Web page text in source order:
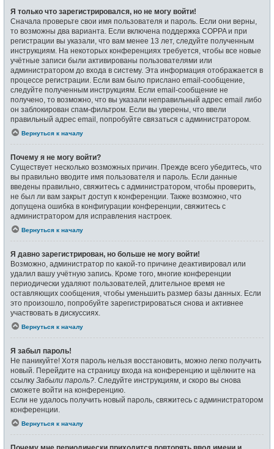
Я только что зарегистрировался, но не могу войти!
Сначала проверьте свои имя пользователя и пароль. Если они верны,
то возможны два варианта. Если включена поддержка COPPA и при
регистрации вы указали, что вам менее 13 лет, следуйте полученным
инструкциям. На некоторых конференциях требуется, чтобы все новые
учётные записи были активированы пользователями или
администратором до входа в систему. Эта информация отображается в
процессе регистрации. Если вам было прислано email-сообщение,
следуйте полученным инструкциям. Если email-сообщение не
получено, то возможно, что вы указали неправильный адрес email либо
он заблокирован спам-фильтром. Если вы уверены, что ввели
правильный адрес email, попробуйте связаться с администратором.
Вернуться к началу
Почему я не могу войти?
Существует несколько возможных причин. Прежде всего убедитесь, что
вы правильно вводите имя пользователя и пароль. Если данные
введены правильно, свяжитесь с администратором, чтобы проверить,
не был ли вам закрыт доступ к конференции. Также возможно, что
допущена ошибка в конфигурации конференции, свяжитесь с
администратором для исправления настроек.
Вернуться к началу
Я давно зарегистрирован, но больше не могу войти!
Возможно, администратор по какой-то причине деактивировал или
удалил вашу учётную запись. Кроме того, многие конференции
периодически удаляют пользователей, длительное время не
оставляющих сообщения, чтобы уменьшить размер базы данных. Если
это произошло, попробуйте зарегистрироваться снова и активнее
участвовать в дискуссиях.
Вернуться к началу
Я забыл пароль!
Не паникуйте! Хотя пароль нельзя восстановить, можно легко получить
новый. Перейдите на страницу входа на конференцию и щёлкните на
ссылку Забыли пароль? . Следуйте инструкциям, и скоро вы снова
сможете войти на конференцию.
Если не удалось получить новый пароль, свяжитесь с администратором
конференции.
Вернуться к началу